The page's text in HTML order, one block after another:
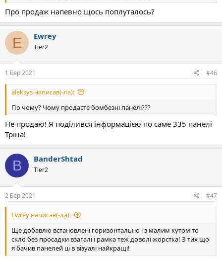
Про продаж напевно щось поплуталось?
E Ewrey
Tier2
1 Бер 2021 #46
aleksys написав(-ла):
По чому? Чому продаєте бомбезні панелі???
Не продаю! Я поділився інформацією по саме 335 панелі
Тріна!
B BanderShtad
Tier2
2 Бер 2021 #47
Ewrey написав(-ла):
Ще добавлю встановлені горизонтально і з малим кутом то
скло без просадки взагалі і рамка теж доволі жорстка! З тих що
я бачив панелей ці в візуалі найкращі!